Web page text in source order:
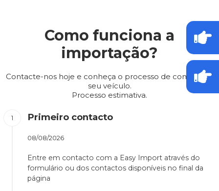
Como funciona a
importação?
Contacte-nos hoje e conheça o processo de compra do
seu veículo.
Processo estimativa.
Primeiro contacto
08/08/2026
Entre em contacto com a Easy Import através do
formulário ou dos contactos disponíveis no final da
página